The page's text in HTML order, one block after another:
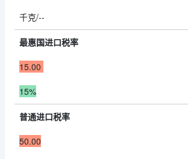
千克/--
最惠国进口税率
15.00
15%
普通进口税率
50.00